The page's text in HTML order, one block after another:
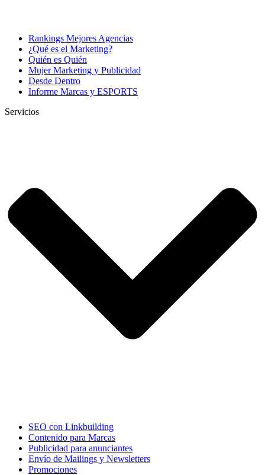
Rankings Mejores Agencias
¿Qué es el Marketing?
Quién es Quién
Mujer Marketing y Publicidad
Desde Dentro
Informe Marcas y ESPORTS
Servicios
SEO con Linkbuilding
Contenido para Marcas
Publicidad para anunciantes
Envío de Mailings y Newsletters
Promociones